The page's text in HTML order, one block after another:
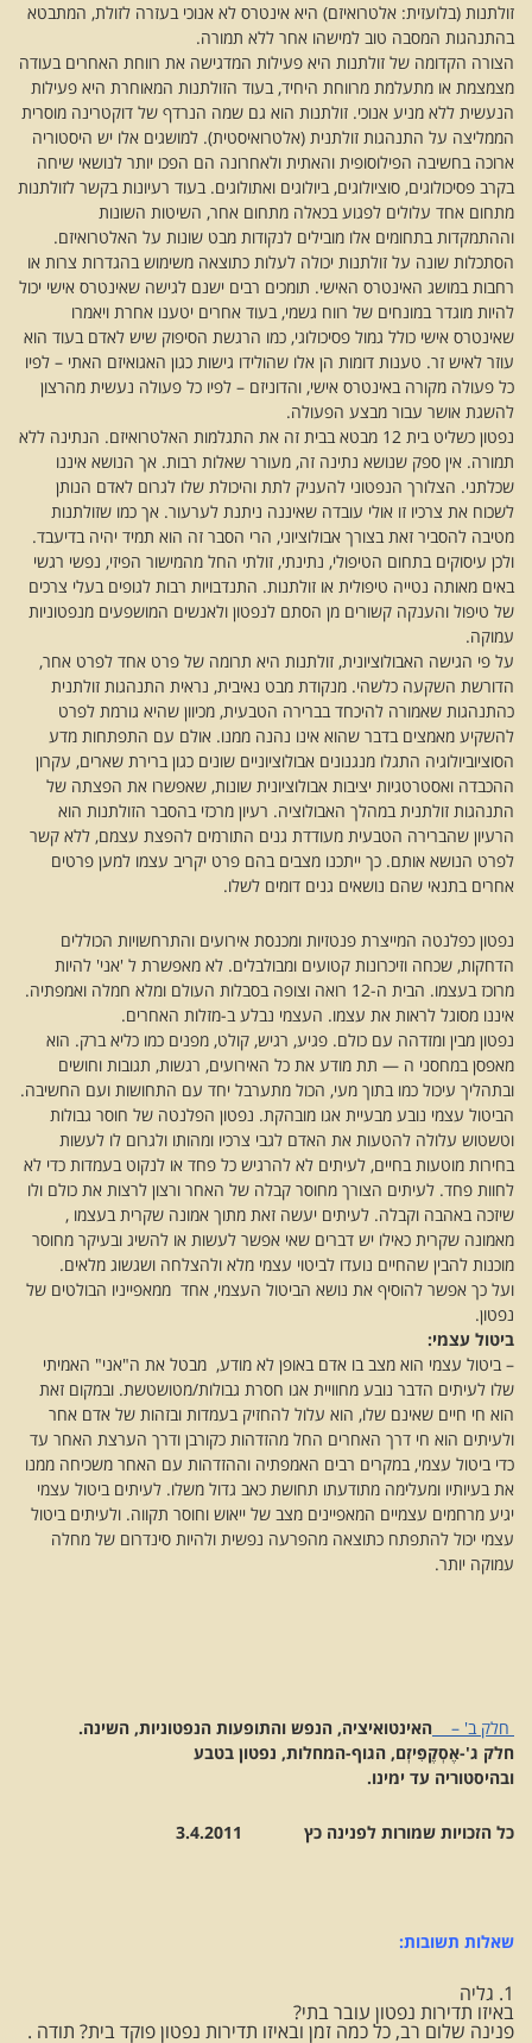
זולתנות (בלועזית: אלטרואיזם) היא אינטרס לא אנוכי בעזרה לזולת, המתבטא
בהתנהגות המסבה טוב למישהו אחר ללא תמורה.
הצורה הקדומה של זולתנות היא פעילות המדגישה את רווחת האחרים בעודה
מצמצמת או מתעלמת מרווחת היחיד, בעוד הזולתנות המאוחרת היא פעילות
הנעשית ללא מניע אנוכי. זולתנות הוא גם שמה הנרדף של דוקטרינה מוסרית
הממליצה על התנהגות זולתנית (אלטרואיסטית). למושגים אלו יש היסטוריה
ארוכה בחשיבה הפילוסופית והאתית ולאחרונה הם הפכו יותר לנושאי שיחה
בקרב פסיכולוגים, סוציולוגים, ביולוגים ואתולוגים. בעוד רעיונות בקשר לזולתנות
מתחום אחד עלולים לפגוע בכאלה מתחום אחר, השיטות השונות
וההתמקדות בתחומים אלו מובילים לנקודות מבט שונות על האלטרואיזם.
הסתכלות שונה על זולתנות יכולה לעלות כתוצאה משימוש בהגדרות צרות או
רחבות במושג האינטרס האישי. תומכים רבים ישנם לגישה שאינטרס אישי יכול
להיות מוגדר במונחים של רווח גשמי, בעוד אחרים יטענו אחרת ויאמרו
שאינטרס אישי כולל גמול פסיכולוגי, כמו הרגשת הסיפוק שיש לאדם בעוד הוא
עוזר לאיש זר. טענות דומות הן אלו שהולידו גישות כגון האגואיזם האתי – לפיו
כל פעולה מקורה באינטרס אישי, והדוניזם – לפיו כל פעולה נעשית מהרצון
להשגת אושר עבור מבצע הפעולה.
נפטון כשליט בית 12 מבטא בבית זה את התגלמות האלטרואיזם. הנתינה ללא
תמורה. אין ספק שנושא נתינה זה, מעורר שאלות רבות. אך הנושא איננו
שכלתני. הצלורך הנפטוני להעניק לתת והיכולת שלו לגרום לאדם הנותן
לשכוח את צרכיו זו אולי עובדה שאיננה ניתנת לערעור. אך כמו שזולתנות
מטיבה להסביר זאת בצורך אבולוציוני, הרי הסבר זה הוא תמיד יהיה בדיעבד.
ולכן עיסוקים בתחום הטיפולי, נתינתי, זולתי החל מהמישור הפיזי, נפשי רגשי
באים מאותה נטייה טיפולית או זולתנות. התנדבויות רבות לגופים בעלי צרכים
של טיפול והענקה קשורים מן הסתם לנפטון ולאנשים המושפעים מנפטוניות
עמוקה.
על פי הגישה האבולוציונית, זולתנות היא תרומה של פרט אחד לפרט אחר,
הדורשת השקעה כלשהי. מנקודת מבט נאיבית, נראית התנהגות זולתנית
כהתנהגות שאמורה להיכחד בברירה הטבעית, מכיוון שהיא גורמת לפרט
להשקיע מאמצים בדבר שהוא אינו נהנה ממנו. אולם עם התפתחות מדע
הסוציוביולוגיה התגלו מנגנונים אבולוציוניים שונים כגון ברירת שארים, עקרון
ההכבדה ואסטרטגיות יציבות אבולוציונית שונות, שאפשרו את הפצתה של
התנהגות זולתנית במהלך האבולוציה. רעיון מרכזי בהסבר הזולתנות הוא
הרעיון שהברירה הטבעית מעודדת גנים התורמים להפצת עצמם, ללא קשר
לפרט הנושא אותם. כך ייתכנו מצבים בהם פרט יקריב עצמו למען פרטים
אחרים בתנאי שהם נושאים גנים דומים לשלו.
נפטון כפלנטה המייצרת פנטזיות ומכנסת אירועים והתרחשויות הכוללים
הדחקות, שכחה וזיכרונות קטועים ומבולבלים. לא מאפשרת ל 'אני' להיות
מרוכז בעצמו. הבית ה-12 רואה וצופה בסבלות העולם ומלא חמלה ואמפתיה.
איננו מסוגל לראות את עצמו. העצמי נבלע ב-מזלות האחרים.
נפטון מבין ומזדהה עם כולם. פגיע, רגיש, קולט, מפנים כמו כליא ברק. הוא
מאפסן במחסני ה — תת מודע את כל האירועים, רגשות, תגובות וחושים
ובתהליך עיכול כמו בתוך מעי, הכול מתערבל יחד עם התחושות ועם החשיבה.
הביטול עצמי נובע מבעיית אגו מובהקת. נפטון הפלנטה של חוסר גבולות
וטשטוש עלולה להטעות את האדם לגבי צרכיו ומהותו ולגרום לו לעשות
בחירות מוטעות בחיים, לעיתים לא להרגיש כל פחד או לנקוט בעמדות כדי לא
לחוות פחד. לעיתים הצורך מחוסר קבלה של האחר ורצון לרצות את כולם ולו
שיזכה באהבה וקבלה. לעיתים יעשה זאת מתוך אמונה שקרית בעצמו ,
מאמונה שקרית כאילו יש דברים שאי אפשר לעשות או להשיג ובעיקר מחוסר
מוכנות להבין שהחיים נועדו לביטוי עצמי מלא ולהצלחה ושגשוג מלאים.
ועל כך אפשר להוסיף את נושא הביטול העצמי, אחד ממאפייניו הבולטים של
נפטון.
ביטול עצמי:
– ביטול עצמי הוא מצב בו אדם באופן לא מודע, מבטל את ה"אני" האמיתי
שלו לעיתים הדבר נובע מחוויית אגו חסרת גבולות/מטושטשת. ובמקום זאת
הוא חי חיים שאינם שלו, הוא עלול להחזיק בעמדות ובזהות של אדם אחר
ולעיתים הוא חי דרך האחרים החל מהזדהות כקורבן ודרך הערצת האחר עד
כדי ביטול עצמי, במקרים רבים האמפתיה וההזדהות עם האחר משכיחה ממנו
את בעיותיו ומעלימה מתודעתו תחושת כאב גדול משלו. לעיתים ביטול עצמי
יגיע מרחמים עצמיים המאפיינים מצב של ייאוש וחוסר תקווה. ולעיתים ביטול
עצמי יכול להתפתח כתוצאה מהפרעה נפשית ולהיות סינדרום של מחלה
עמוקה יותר.
חלק ב' –
האינטואיציה, הנפש והתופעות הנפטוניות, השינה.
חלק ג'-אֶסְקֶפִּיזְם, הגוף-המחלות, נפטון בטבע
ובהיסטוריה עד ימינו.
כל הזכויות שמורות לפנינה כץ 3.4.2011
שאלות תשובות:
1. גליה
באיזו תדירות נפטון עובר בתי?
פנינה שלום רב, כל כמה זמן ובאיזו תדירות נפטון פוקד בית? תודה .